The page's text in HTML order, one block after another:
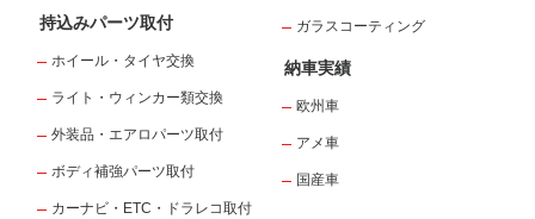
持込みパーツ取付
ホイール・タイヤ交換
ライト・ウィンカー類交換
外装品・エアロパーツ取付
ボディ補強パーツ取付
カーナビ・ETC・ドラレコ取付
ガラスコーティング
納車実績
欧州車
アメ車
国産車